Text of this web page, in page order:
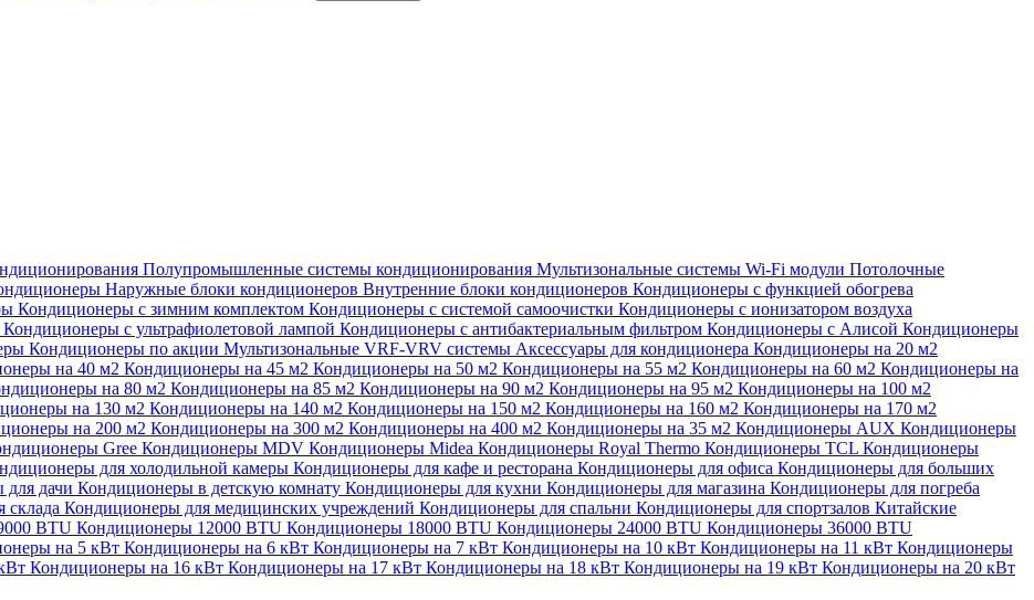
Полупромышленные системы кондиционирования Мультизональные системы Wi-Fi модули Потолочные
Наружные блоки кондиционеров Внутренние блоки кондиционеров Кондиционеры с функцией обогрева
Кондиционеры с зимним комплектом Кондиционеры с системой самоочистки Кондиционеры с ионизатором воздуха
Кондиционеры с ультрафиолетовой лампой Кондиционеры с антибактериальным фильтром Кондиционеры с Алисой Кондиционеры
Кондиционеры по акции Мультизональные VRF-VRV системы Аксессуары для кондиционера Кондиционеры на 20 м2
на 40 м2 Кондиционеры на 45 м2 Кондиционеры на 50 м2 Кондиционеры на 55 м2 Кондиционеры на 60 м2 Кондиционеры на
на 80 м2 Кондиционеры на 85 м2 Кондиционеры на 90 м2 Кондиционеры на 95 м2 Кондиционеры на 100 м2
на 130 м2 Кондиционеры на 140 м2 Кондиционеры на 150 м2 Кондиционеры на 160 м2 Кондиционеры на 170 м2
на 200 м2 Кондиционеры на 300 м2 Кондиционеры на 400 м2 Кондиционеры на 35 м2 Кондиционеры AUX Кондиционеры
Gree Кондиционеры MDV Кондиционеры Midea Кондиционеры Royal Thermo Кондиционеры TCL Кондиционеры
для холодильной камеры Кондиционеры для кафе и ресторана Кондиционеры для офиса Кондиционеры для больших
дачи Кондиционеры в детскую комнату Кондиционеры для кухни Кондиционеры для магазина Кондиционеры для погреба
склада Кондиционеры для медицинских учреждений Кондиционеры для спальни Кондиционеры для спортзалов Китайские
BTU Кондиционеры 12000 BTU Кондиционеры 18000 BTU Кондиционеры 24000 BTU Кондиционеры 36000 BTU
на 5 кВт Кондиционеры на 6 кВт Кондиционеры на 7 кВт Кондиционеры на 10 кВт Кондиционеры на 11 кВт Кондиционеры
Кондиционеры на 16 кВт Кондиционеры на 17 кВт Кондиционеры на 18 кВт Кондиционеры на 19 кВт Кондиционеры на 20 кВт